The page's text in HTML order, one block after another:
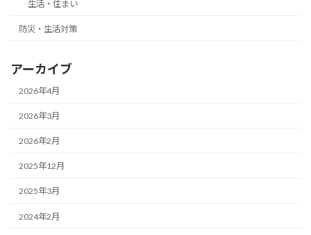
生活・住まい
防災・生活対策
アーカイブ
2026年4月
2026年3月
2026年2月
2025年12月
2025年3月
2024年2月